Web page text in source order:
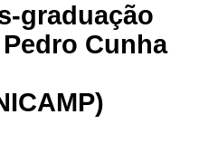
graduação
Cunha